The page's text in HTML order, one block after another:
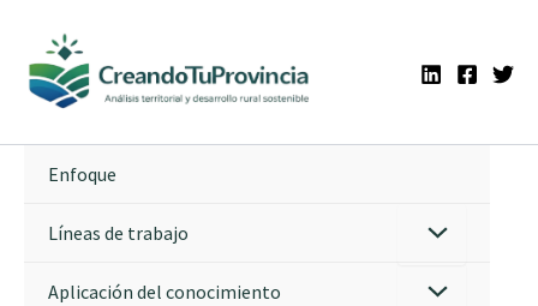
contenido
Enfoque
Líneas de trabajo
Aplicación del conocimiento